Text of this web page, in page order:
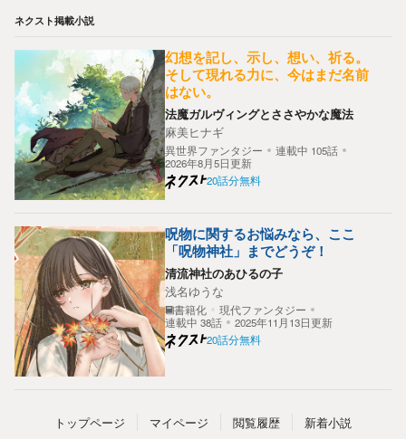
ネクスト掲載小説
幻想を記し、示し、想い、祈る。
そして現れる力に、今はまだ名前
はない。
法魔ガルヴィングとささやかな魔法
麻美ヒナギ
異世界ファンタジー 連載中 105話
2026年8月5日更新
20話分無料
呪物に関するお悩みなら、ここ
「呪物神社」までどうぞ！
清流神社のあひるの子
浅名ゆうな
書籍化
現代ファンタジー
連載中 38話
2025年11月13日更新
20話分無料
トップページ マイページ 閲覧履歴 新着小説